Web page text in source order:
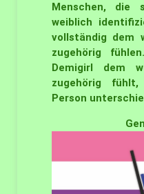
Menschen, die
weiblich
vollständig dem
zugehörig
Demigirl dem
zugehörig
Person